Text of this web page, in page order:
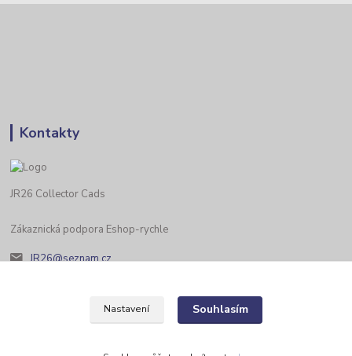
Kontakty
JR26 Collector Cads
Zákaznická podpora Eshop-rychle
JR26@seznam.cz
Nastavení Souhlasím